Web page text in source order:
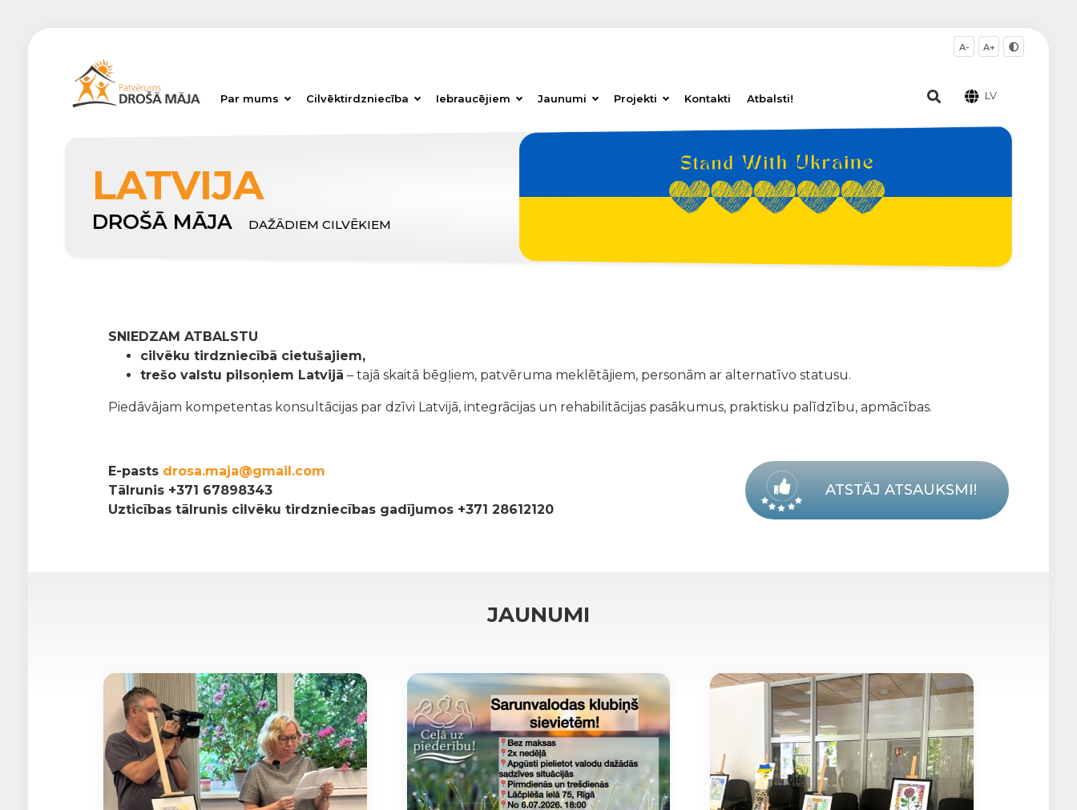
Par mums Cilvēktirdzniecība Iebraucējiem Jaunumi Projekti Kontakti Atbalsti!
A- A+
LV
LATVIJA
DROŠĀ MĀJA DAŽĀDIEM CILVĒKIEM
SNIEDZAM ATBALSTU
cilvēku tirdzniecībā cietušajiem,
trešo valstu pilsoņiem Latvijā – tajā skaitā bēgļiem, patvēruma meklētājiem, personām ar alternatīvo statusu.
Piedāvājam kompetentas konsultācijas par dzīvi Latvijā, integrācijas un rehabilitācijas pasākumus, praktisku palīdzību, apmācības.
E-pasts drosa.maja@gmail.com
Tālrunis +371 67898343
Uzticības tālrunis cilvēku tirdzniecības gadījumos +371 28612120
ATSTĀJ ATSAUKSMI!
JAUNUMI